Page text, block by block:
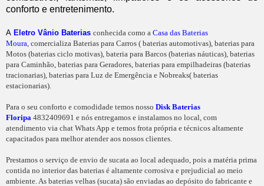
conforto e entretenimento.
A Eletro Vânio Baterias conhecida como a Casa das Baterias
Moura , comercializa Baterias para Carros ( baterias automotivas), baterias para
Motos (baterias ciclo motivas), bateria para Barcos (baterias náuticas), baterias
para Caminhão, baterias para Geradores, baterias para empilhadeiras (baterias
tracionarias), baterias para Luz de Emergência e Nobreaks( baterias
estacionarias).
Para o seu conforto e comodidade temos nosso Disk Baterias
Floripa 4832409691 e nós entregamos e instalamos no local, com
atendimento via chat Whats App e temos frota própria e técnicos altamente
capacitados para melhor atender aos nossos clientes.
Prestamos o serviço de envio de sucata ao local adequado, pois a matéria prima
contida no interior das baterias é altamente corrosiva e prejudicial ao meio
ambiente. As baterias velhas (sucata) são enviadas ao depósito do fabricante e